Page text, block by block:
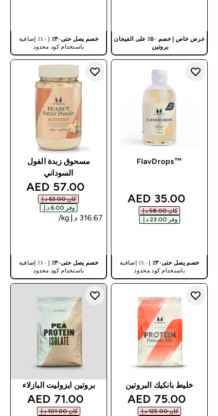
عرض خاص | خصم ٥٠٪ على الفيجان
بروتين
يطبق على السلة
خصم يصل حتى٣٠٪
| ١٠٪ إضافية
باستخدام كود محدود
™FlavDrops
discounted price
35.00 AED‎
كان ‏58.00 د.إ.‏‎
وفر ‏23.00 د.إ.‏‎
خصم يصل حتى٣٠٪
| ١٠٪ إضافية
باستخدام كود محدود
مسحوق زبدة الفول
السوداني
price
57.00 AED‎
كان ‏63.00 د.إ.‏‎
وفر ‏6.00 د.إ.‏‎
خصم يصل حتى٣٠٪
| ١٠٪ إضافية
باستخدام كود محدود
خليط بانكيك البروتين
discounted price
75.00 AED‎
كان ‏125.00 د.إ.‏‎
بروتين ايزوليت البازلاء
price
71.00 AED‎
كان ‏101.00 د.إ.‏‎